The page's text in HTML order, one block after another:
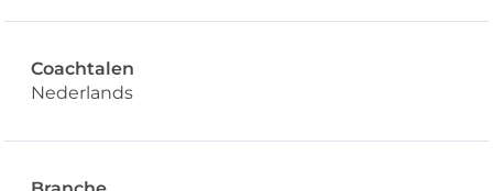
Coachtalen
Nederlands